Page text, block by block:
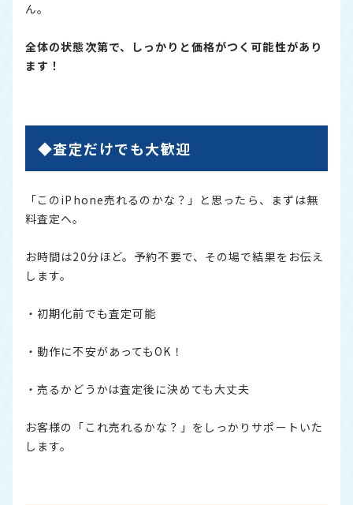
ん。
全体の状態次第で、しっかりと価格がつく可能性があり
ます！
◆査定だけでも大歓迎
「このiPhone売れるのかな？」と思ったら、まずは無
料査定へ。
お時間は20分ほど。予約不要で、その場で結果をお伝え
します。
・初期化前でも査定可能
・動作に不安があってもOK！
・売るかどうかは査定後に決めても大丈夫
お客様の「これ売れるかな？」をしっかりサポートいた
します。